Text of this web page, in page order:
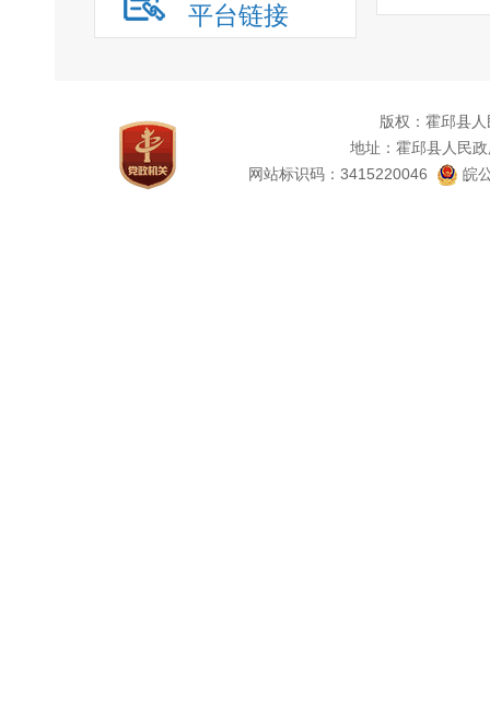
平台链接
合，使
（
和审查
专人进
版权：霍邱县
地址：霍邱县人民
网站标识码：3415220046
皖